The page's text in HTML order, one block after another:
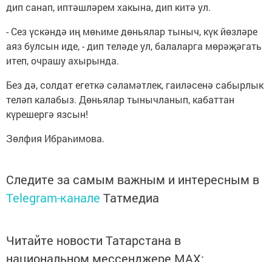
дип санап, иптәшләрем хакына, дип китә ул.
- Сез үскәндә иң мөһиме дөньялар тыныч, күк йөзләре
аяз булсын иде, - дип теләде ул, балаларга мөрәҗәгать
итеп, очрашу ахырында.
Без дә, солдат егеткә сәламәтлек, гаиләсенә сабырлык
теләп калабыз. Дөньялар тынычланып, кабаттан
күрешергә язсын!
Зөлфия Ибраһимова.
Следите за самым важным и интересным в
Telegram-канале Татмедиа
Читайте новости Татарстана в
национальном мессенджере MАХ: